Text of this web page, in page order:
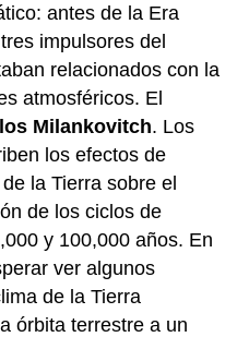
antes de la Era
impulsores del
relacionados con la
atmosféricos. El
Milankovitch. Los
los efectos de
la Tierra sobre el
de los ciclos de
y 100,000 años. En
ver algunos
de la Tierra
órbita terrestre a un